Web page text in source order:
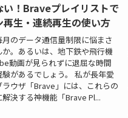
い！Braveプレイリストで
再生・連続再生の使い方
のデータ通信量制限に悩まさ
。あるいは、地下鉄や飛行機
動画が見られずに退屈な時間
があるでしょう。 私が長年愛
ウザ「Brave」には、これらの
決する神機能「Brave Pl...